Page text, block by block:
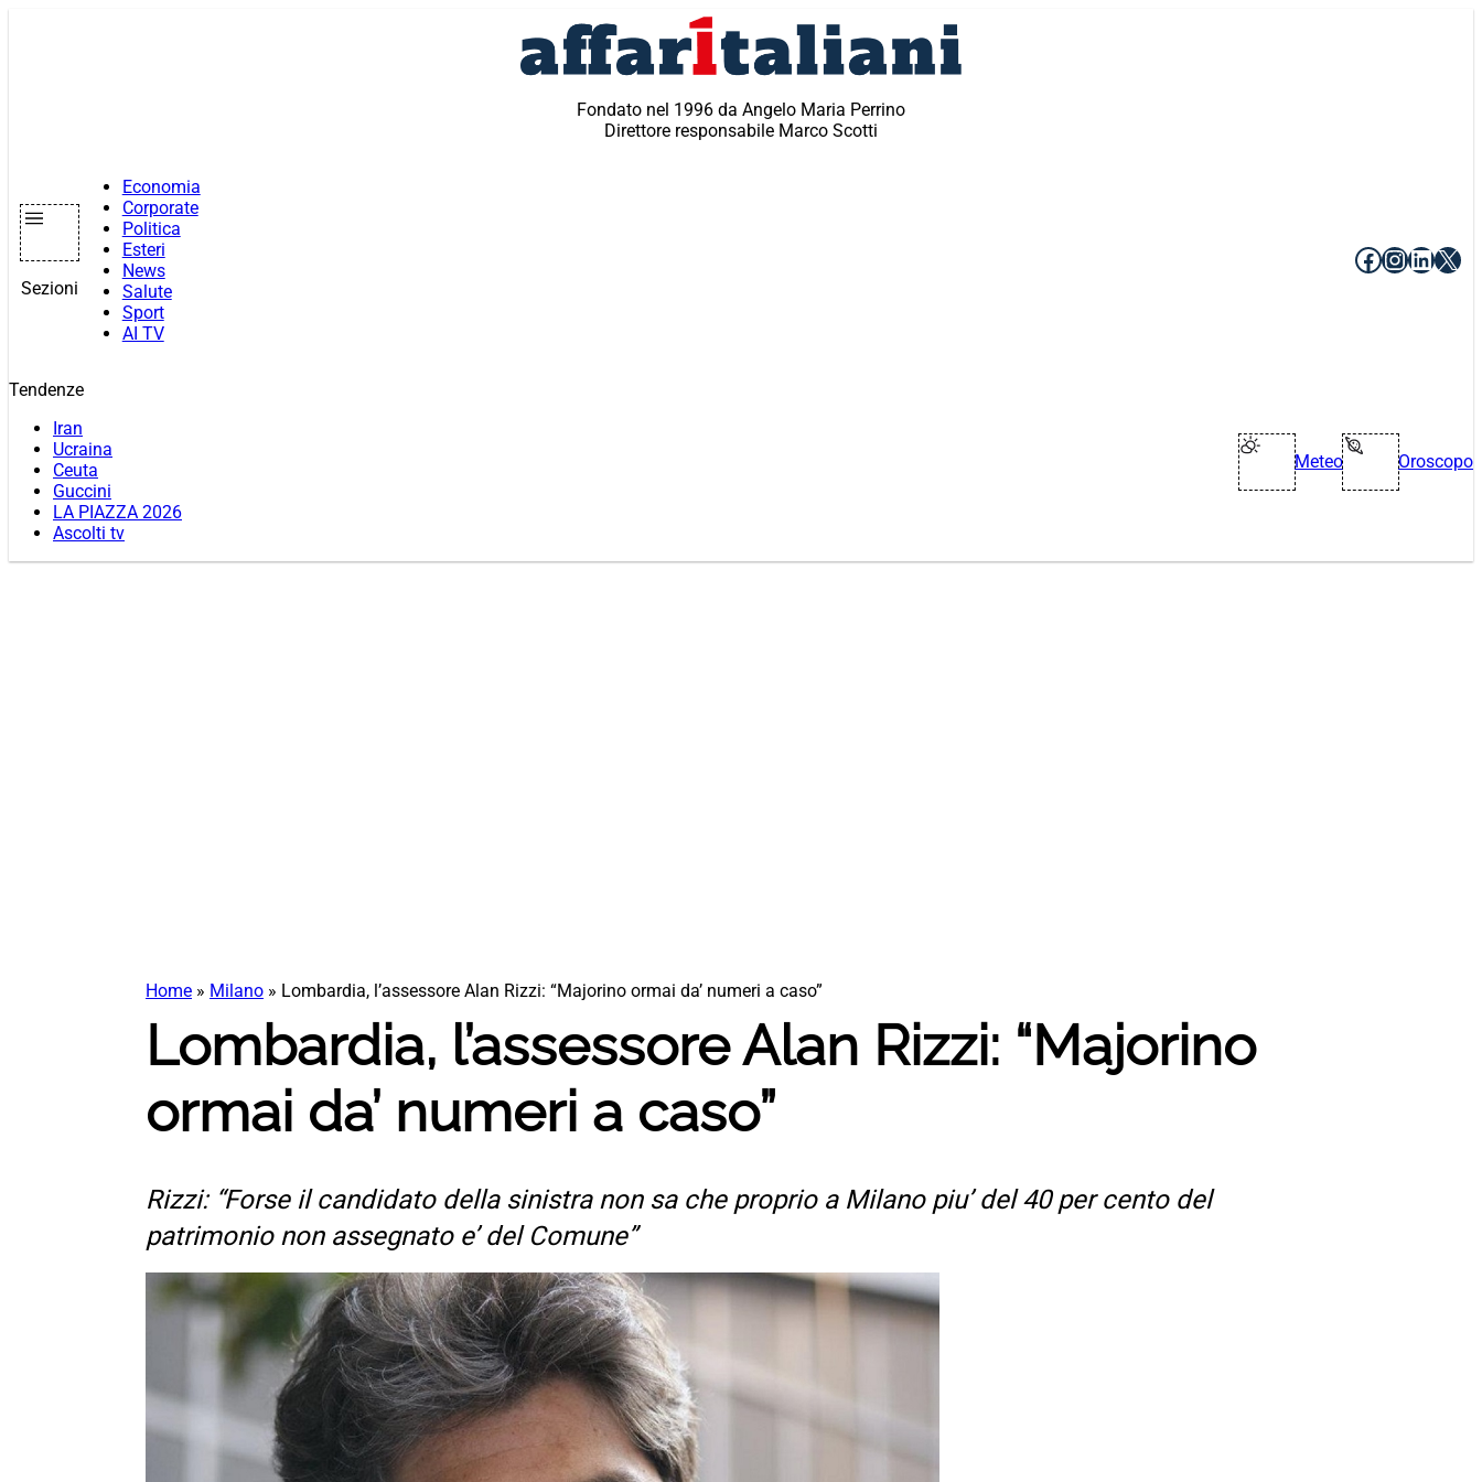
Fondato nel 1996 da Angelo Maria Perrino
Direttore responsabile Marco Scotti
Sezioni
Economia
Corporate
Politica
Esteri
News
Salute
Sport
AI TV
Facebook
X
Tendenze
Iran
Ucraina
Ceuta
Guccini
LA PIAZZA 2026
Ascolti tv
Meteo Oroscopo
Home » Milano » Lombardia, l’assessore Alan Rizzi: “Majorino ormai da’ numeri a caso”
Lombardia, l’assessore Alan Rizzi: “Majorino
ormai da’ numeri a caso”
Rizzi: “Forse il candidato della sinistra non sa che proprio a Milano piu’ del 40 per cento del
patrimonio non assegnato e’ del Comune”